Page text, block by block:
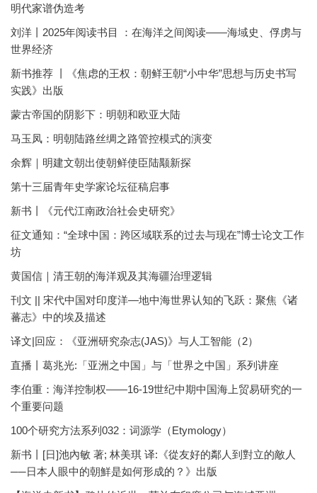
明代家谱伪造考
刘洋丨2025年阅读书目 ：在海洋之间阅读——海域史、俘虏与
世界经济
新书推荐 丨《焦虑的王权：朝鲜王朝“小中华”思想与历史书写
实践》出版
蒙古帝国的阴影下：明朝和欧亚大陆
马玉凤：明朝陆路丝绸之路管控模式的演变
余辉｜明建文朝出使朝鲜使臣陆颙新探
第十三届青年史学家论坛征稿启事
新书丨《元代江南政治社会史研究》
征文通知：“全球中国：跨区域联系的过去与现在”博士论文工作
坊
黄国信｜清王朝的海洋观及其海疆治理逻辑
刊文 || 宋代中国对印度洋—地中海世界认知的飞跃：聚焦《诸
蕃志》中的埃及描述
译文|回应：《亚洲研究杂志(JAS)》与人工智能（2）
直播丨葛兆光:「亚洲之中国」与「世界之中国」系列讲座
李伯重：海洋控制权——16-19世纪中期中国海上贸易研究的一
个重要问题
100个研究方法系列032：词源学（Etymology）
新书丨[日]池內敏 著; 林美琪 译:《從友好的鄰人到對立的敵人
──日本人眼中的朝鮮是如何形成的？》出版